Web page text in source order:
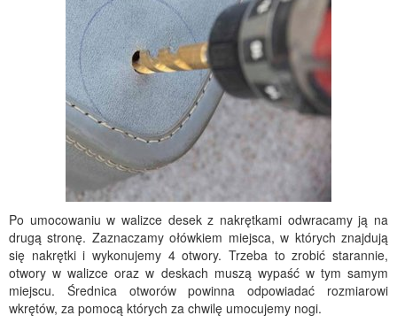
Po umocowaniu w walizce desek z nakrętkami odwracamy ją na
drugą stronę. Zaznaczamy ołówkiem miejsca, w których znajdują
się nakrętki i wykonujemy 4 otwory. Trzeba to zrobić starannie,
otwory w walizce oraz w deskach muszą wypaść w tym samym
miejscu. Średnica otworów powinna odpowiadać rozmiarowi
wkrętów, za pomocą których za chwilę umocujemy nogi.